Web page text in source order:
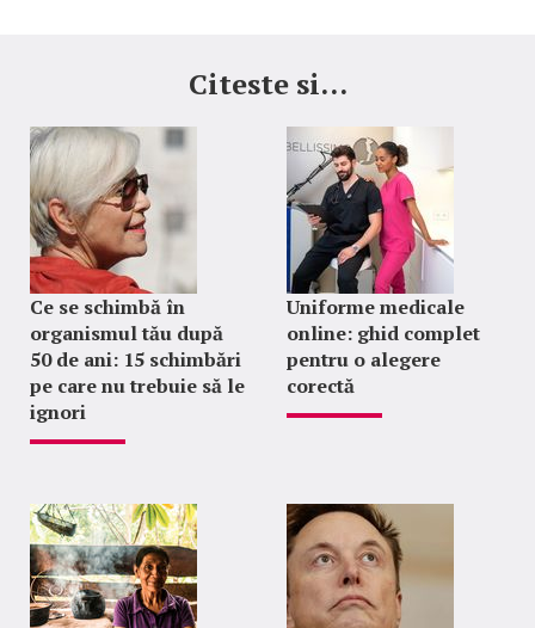
Citeste si...
Ce se schimbă în
organismul tău după
50 de ani: 15 schimbări
pe care nu trebuie să le
ignori
Uniforme medicale
online: ghid complet
pentru o alegere
corectă